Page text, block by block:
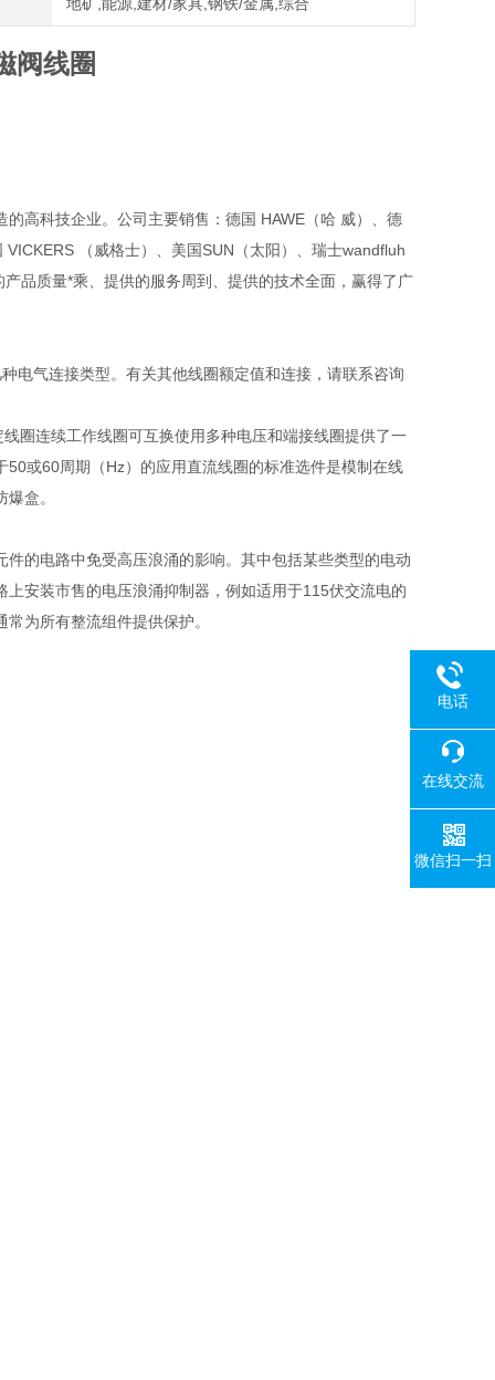
阀线圈
高科技企业。公司主要销售：德国 HAWE（哈 威）、德
（威格士）、美国SUN（太阳）、瑞士wandfluh
品质量*乘、提供的服务周到、提供的技术全面，赢得了广
电气连接类型。有关其他线圈额定值和连接，请联系咨询
圈连续工作线圈可互换使用多种电压和端接线圈提供了一
或60周期（Hz）的应用直流线圈的标准选件是模制在线
盒。
的电路中免受高压浪涌的影响。其中包括某些类型的电动
安装市售的电压浪涌抑制器，例如适用于115伏交流电的
为所有整流组件提供保护。
电话
在线交流
微信扫一扫